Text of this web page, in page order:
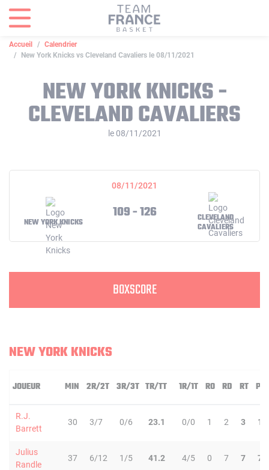
Accueil
Calendrier
New York Knicks vs Cleveland Cavaliers le 08/11/2021
NEW YORK KNICKS -
CLEVELAND CAVALIERS
le 08/11/2021
08/11/2021
NEW YORK KNICKS
109 - 126
CLEVELAND
CAVALIERS
BOXSCORE
NEW YORK KNICKS
JOUEUR MIN 2R/2T 3R/3T TR/TT 1R/1T RO RD RT PD
R.J.
Barrett
30 3/7 0/6 23.1 0/0 1 2 3 1
Julius
Randle
37 6/12 1/5 41.2 4/5 0 7 7 7
Panneau de gestion des cookies